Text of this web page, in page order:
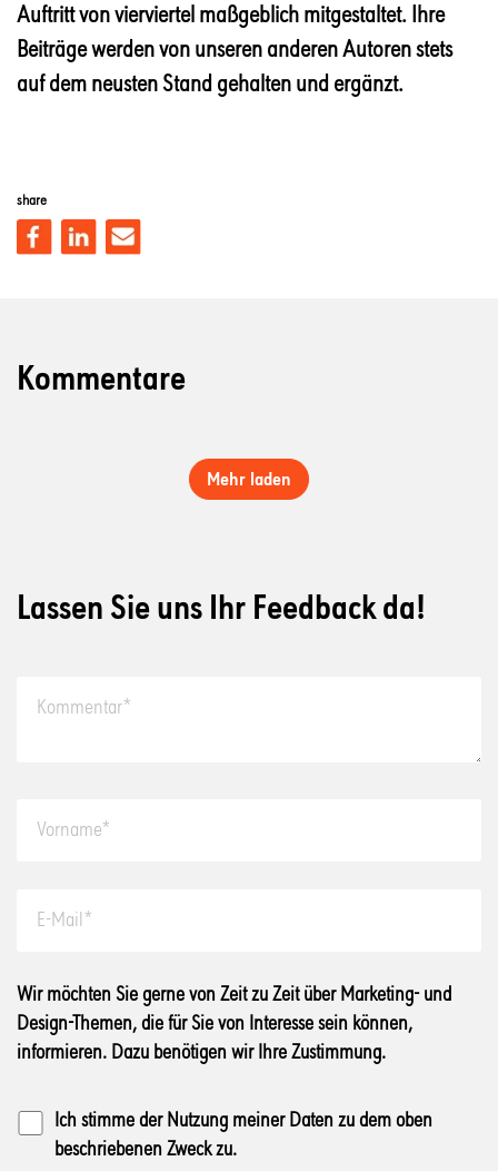
Auftritt von vierviertel maßgeblich mitgestaltet. Ihre
Beiträge werden von unseren anderen Autoren stets
auf dem neusten Stand gehalten und ergänzt.
share
Kommentare
Mehr laden
Lassen Sie uns Ihr Feedback da!
Wir möchten Sie gerne von Zeit zu Zeit über Marketing- und
Design-Themen, die für Sie von Interesse sein können,
informieren. Dazu benötigen wir Ihre Zustimmung.
Ich stimme der Nutzung meiner Daten zu dem oben
beschriebenen Zweck zu.